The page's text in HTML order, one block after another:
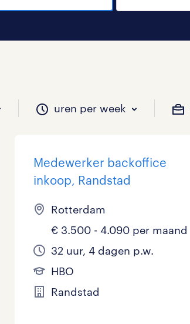
uren per week
je werken?
Beveiliging 0
Chauffeurs 0
Financieel 0
Geen 1
LBO, MAVO, VMBO 0
Master
je werken?
9 - 16 uur 0
33 - 36 uur 0
zou jij willen?
Tijdelijk 2
Medewerker backoffice
inkoop, Randstad
Rotterdam
€ 3.500 - 4.090 per maand
32 uur, 4 dagen p.w.
HBO
Randstad